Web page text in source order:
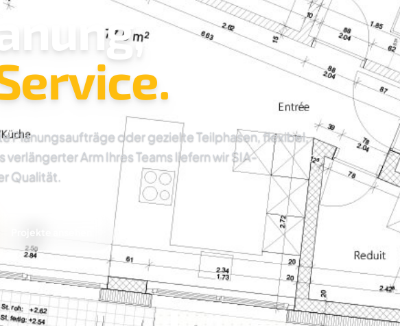
Planungsaufträge oder gezielte Teilphasen, flexibel,
verlängerter Arm Ihres Teams liefern wir SIA-
Qualität.